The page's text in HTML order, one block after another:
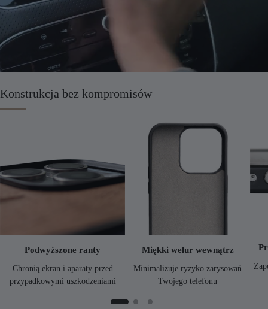
Konstrukcja bez kompromisów
Podwyższone ranty
Chronią ekran i aparaty przed
przypadkowymi uszkodzeniami
Miękki welur wewnątrz
Minimalizuje ryzyko zarysowań
Twojego telefonu